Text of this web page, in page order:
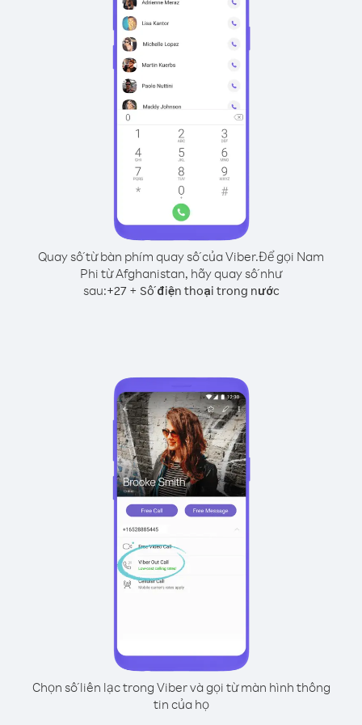
Quay số từ bàn phím quay số của Viber.Để gọi Nam
Phi từ Afghanistan, hãy quay số như
sau:+27+ Số điện thoại trong nước
Chọn số liên lạc trong Viber và gọi từ màn hình thông
tin của họ